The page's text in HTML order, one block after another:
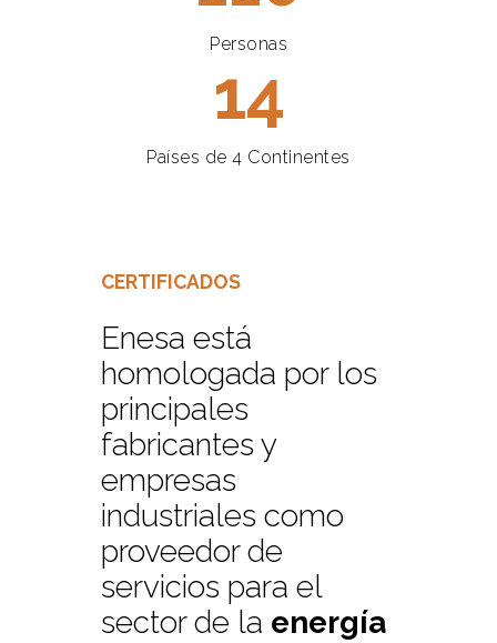
Personas
14
Países de 4 Continentes
CERTIFICADOS
Enesa está
homologada por los
principales
fabricantes y
empresas
industriales como
proveedor de
servicios para el
sector de la energía